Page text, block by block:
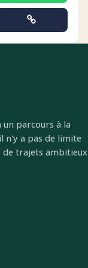
parcours à la
n'y a pas de limite
de trajets ambitieux